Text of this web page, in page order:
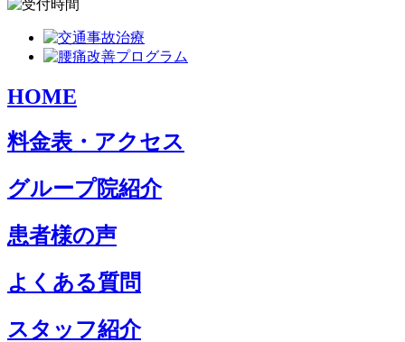
HOME
料金表・アクセス
グループ院紹介
患者様の声
よくある質問
スタッフ紹介